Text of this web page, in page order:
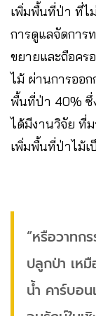
เพิ่มพื้นที่ป่า ที่ไ
การดูแลจัดการ
ขยายและถือคร
ไม้ ผ่านการออ
พื้นที่ป่า 40% ซึ่
ได้มีงานวิจัย ที่
เพิ่มพื้นที่ป่าไม้เ
“หรือวาทก
ปลูกป่า เห
น้ำ คาร์บอน